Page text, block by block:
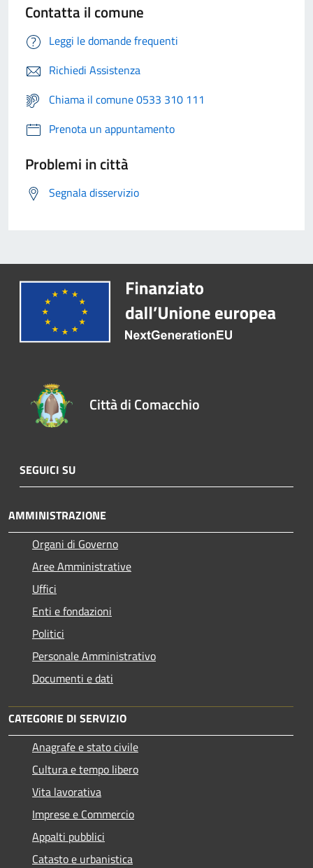
Contatta il comune
Leggi le domande frequenti
Richiedi Assistenza
Chiama il comune 0533 310 111
Prenota un appuntamento
Problemi in città
Segnala disservizio
Città di Comacchio
SEGUICI SU
AMMINISTRAZIONE
Organi di Governo
Aree Amministrative
Uffici
Enti e fondazioni
Politici
Personale Amministrativo
Documenti e dati
CATEGORIE DI SERVIZIO
Anagrafe e stato civile
Cultura e tempo libero
Vita lavorativa
Imprese e Commercio
Appalti pubblici
Catasto e urbanistica